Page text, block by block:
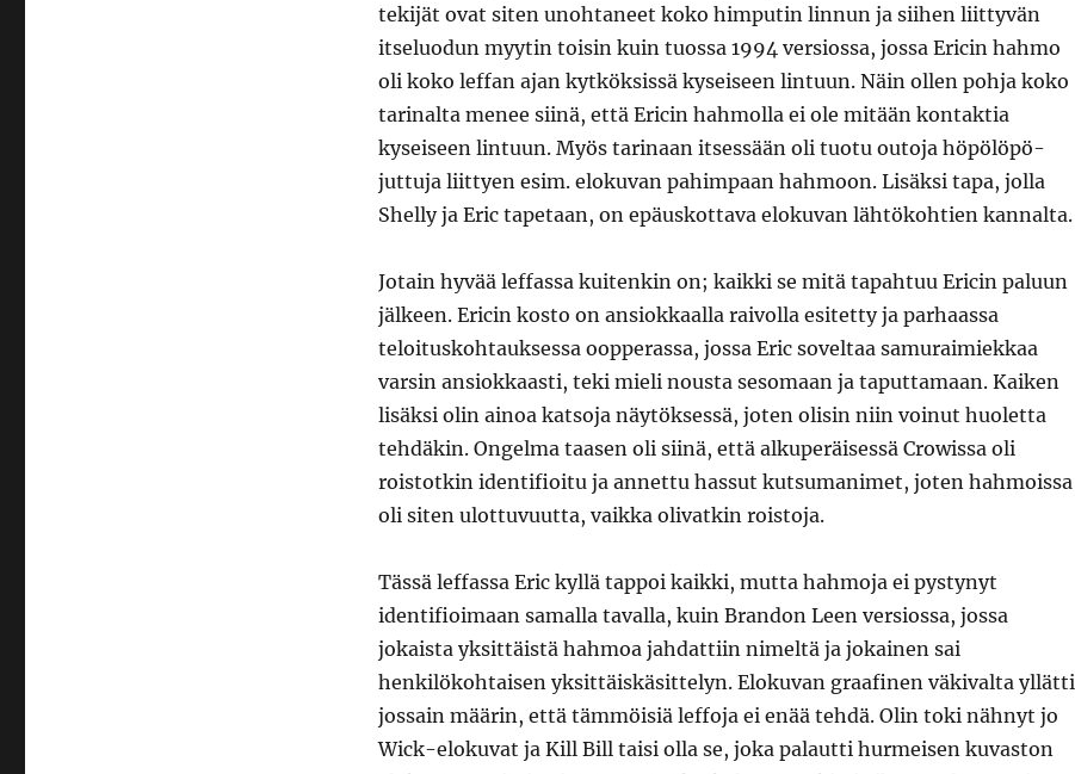
tekijät ovat siten unohtaneet koko himputin linnun ja siihen liittyvän
itseluodun myytin toisin kuin tuossa 1994 versiossa, jossa Ericin hahmo
oli koko leffan ajan kytköksissä kyseiseen lintuun. Näin ollen pohja koko
tarinalta menee siinä, että Ericin hahmolla ei ole mitään kontaktia
kyseiseen lintuun. Myös tarinaan itsessään oli tuotu outoja höpölöpö-
juttuja liittyen esim. elokuvan pahimpaan hahmoon. Lisäksi tapa, jolla
Shelly ja Eric tapetaan, on epäuskottava elokuvan lähtökohtien kannalta.
Jotain hyvää leffassa kuitenkin on; kaikki se mitä tapahtuu Ericin paluun
jälkeen. Ericin kosto on ansiokkaalla raivolla esitetty ja parhaassa
teloituskohtauksessa oopperassa, jossa Eric soveltaa samuraimiekkaa
varsin ansiokkaasti, teki mieli nousta sesomaan ja taputtamaan. Kaiken
lisäksi olin ainoa katsoja näytöksessä, joten olisin niin voinut huoletta
tehdäkin. Ongelma taasen oli siinä, että alkuperäisessä Crowissa oli
roistotkin identifioitu ja annettu hassut kutsumanimet, joten hahmoissa
oli siten ulottuvuutta, vaikka olivatkin roistoja.
Tässä leffassa Eric kyllä tappoi kaikki, mutta hahmoja ei pystynyt
identifioimaan samalla tavalla, kuin Brandon Leen versiossa, jossa
jokaista yksittäistä hahmoa jahdattiin nimeltä ja jokainen sai
henkilökohtaisen yksittäiskäsittelyn. Elokuvan graafinen väkivalta yllätti
jossain määrin, että tämmöisiä leffoja ei enää tehdä. Olin toki nähnyt jo
Wick-elokuvat ja Kill Bill taisi olla se, joka palautti hurmeisen kuvaston